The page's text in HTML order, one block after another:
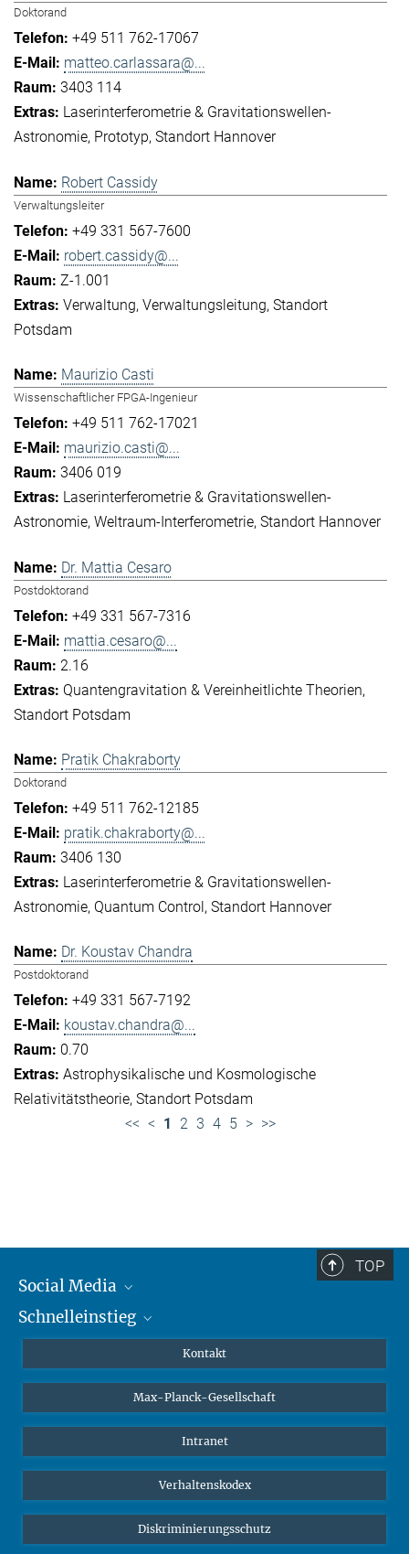
Doktorand
+49 511 762-17067
matteo.carlassara@...
3403 114
Laserinterferometrie & Gravitationswellen-
Astronomie Prototyp Standort Hannover
Robert Cassidy
Verwaltungsleiter
+49 331 567-7600
robert.cassidy@...
Z-1.001
Verwaltung Verwaltungsleitung Standort
Potsdam
Maurizio Casti
Wissenschaftlicher FPGA-Ingenieur
+49 511 762-17021
maurizio.casti@...
3406 019
Laserinterferometrie & Gravitationswellen-
Astronomie Weltraum-Interferometrie Standort Hannover
Dr. Mattia Cesaro
Postdoktorand
+49 331 567-7316
mattia.cesaro@...
2.16
Quantengravitation & Vereinheitlichte Theorien
Standort Potsdam
Pratik Chakraborty
Doktorand
+49 511 762-12185
pratik.chakraborty@...
3406 130
Laserinterferometrie & Gravitationswellen-
Astronomie Quantum Control Standort Hannover
Dr. Koustav Chandra
Postdoktorand
+49 331 567-7192
koustav.chandra@...
0.70
Astrophysikalische und Kosmologische
Relativitätstheorie Standort Potsdam
<< < 1 2 3 4 5 > >>
TOP
Social Media
Mastodon
Schnelleinstieg
Studierende
Schüler*innen
Öffentlichkeit
Alumnae | Alumni
Kontakt
Max-Planck-Gesellschaft
Intranet
Verhaltenskodex
Diskriminierungsschutz